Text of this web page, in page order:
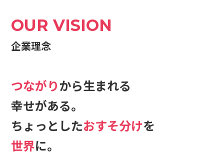
OUR VISION
企業理念
つながりから生まれる
幸せがある。
ちょっとしたおすそ分けを
世界に。